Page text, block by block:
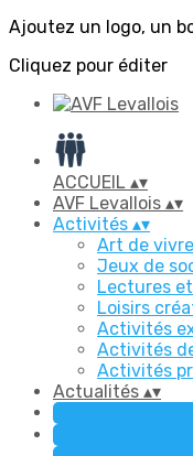
Ajoutez un logo, un
Cliquez pour éditer
ACCUEIL ▴▾
AVF Levallois ▴▾
Activités ▴▾
Art de vivre
Jeux de
Lectures
Loisirs
Activités
Activités
Activités
Actualités ▴▾